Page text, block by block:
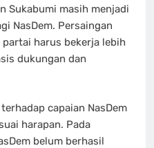
Sukabumi masih menjadi
NasDem. Persaingan
harus bekerja lebih
dukungan dan
capaian NasDem
harapan. Pada
belum berhasil